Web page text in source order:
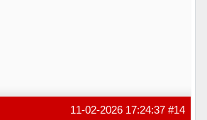
#14
11-02-2026 17:24:37